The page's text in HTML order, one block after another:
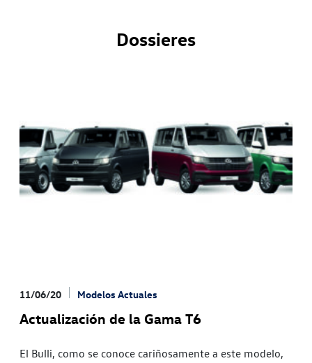
Dossieres
11/06/20 Modelos Actuales
Actualización de la Gama T6
El Bulli, como se conoce cariñosamente a este modelo,